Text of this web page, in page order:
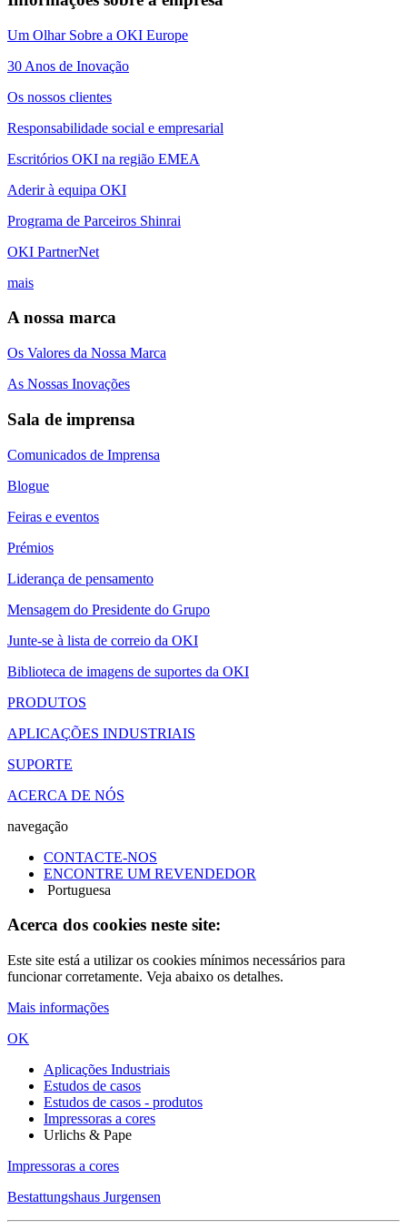
Um Olhar Sobre a OKI Europe
30 Anos de Inovação
Os nossos clientes
Responsabilidade social e empresarial
Escritórios OKI na região EMEA
Aderir à equipa OKI
Programa de Parceiros Shinrai
OKI PartnerNet
mais
A nossa marca
Os Valores da Nossa Marca
As Nossas Inovações
Sala de imprensa
Comunicados de Imprensa
Blogue
Feiras e eventos
Prémios
Liderança de pensamento
Mensagem do Presidente do Grupo
Junte-se à lista de correio da OKI
Biblioteca de imagens de suportes da OKI
PRODUTOS
APLICAÇÕES INDUSTRIAIS
SUPORTE
ACERCA DE NÓS
navegação
CONTACTE-NOS
ENCONTRE UM REVENDEDOR
Portuguesa
Acerca dos cookies neste site:
Este site está a utilizar os cookies mínimos necessários para
funcionar corretamente. Veja abaixo os detalhes.
Mais informações
OK
Aplicações Industriais
Estudos de casos
Estudos de casos - produtos
Impressoras a cores
Urlichs & Pape
Impressoras a cores
Bestattungshaus Jurgensen